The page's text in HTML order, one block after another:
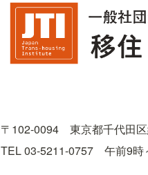
〒102-0094　東京都千代田
TEL 03-5211-0757　午前9時